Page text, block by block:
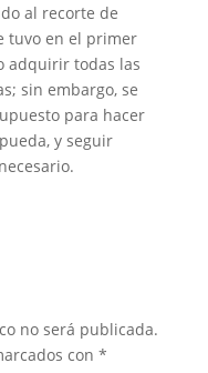
al recorte de
tuvo en el primer
adquirir todas las
sin embargo, se
para hacer
y seguir
no será publicada.
con *